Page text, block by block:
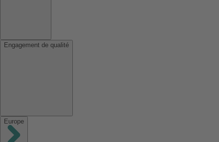
Engagement de qualité
Europe